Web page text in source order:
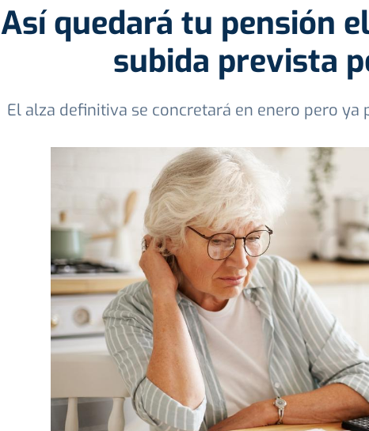
Así quedará tu pensión
subida prevista
El alza definitiva se concretará en enero pero